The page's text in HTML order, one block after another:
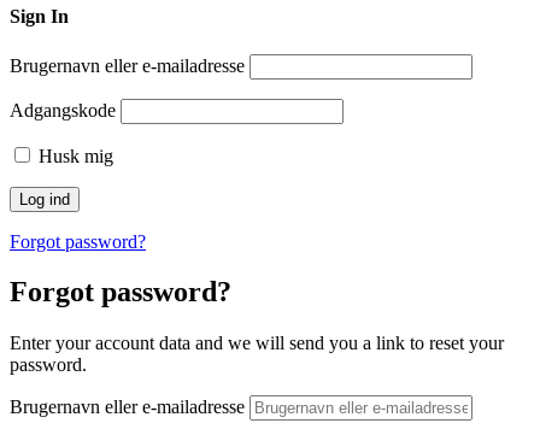
Sign In
Brugernavn eller e-mailadresse
Adgangskode
Husk mig
Forgot password?
Forgot password?
Enter your account data and we will send you a link to reset your
password.
Brugernavn eller e-mailadresse